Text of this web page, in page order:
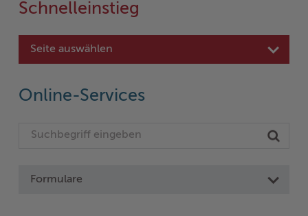
Schnelleinstieg
Seite auswählen
Online-Services
Formulare